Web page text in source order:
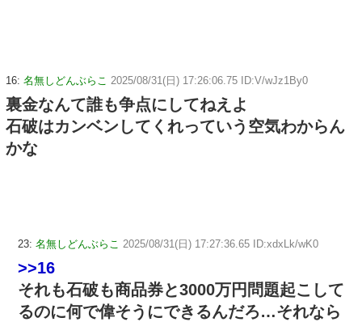
16: 名無しどんぶらこ 2025/08/31(日) 17:26:06.75 ID:V/wJz1By0
裏金なんて誰も争点にしてねえよ
石破はカンベンしてくれっていう空気わからん
かな
23: 名無しどんぶらこ 2025/08/31(日) 17:27:36.65 ID:xdxLk/wK0
>>16
それも石破も商品券と3000万円問題起こして
るのに何で偉そうにできるんだろ…それなら